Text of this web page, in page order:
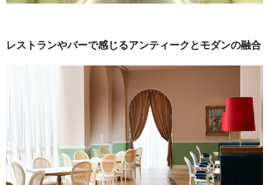
レストランやバーで感じるアンティークとモダンの融合